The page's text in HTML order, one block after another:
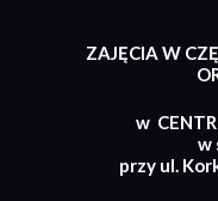
ZAJĘCIA W
w
w
przy ul.